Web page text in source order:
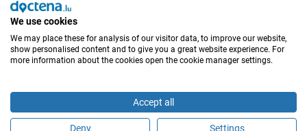
EM CASO DE EMERGÊNCIA, CONTACTE : 112
We use cookies
We may place these for analysis of our visitor data, to improve our website,
show personalised content and to give you a great website experience. For
more information about the cookies open the cookie manager settings.
Accept all
Deny Settings